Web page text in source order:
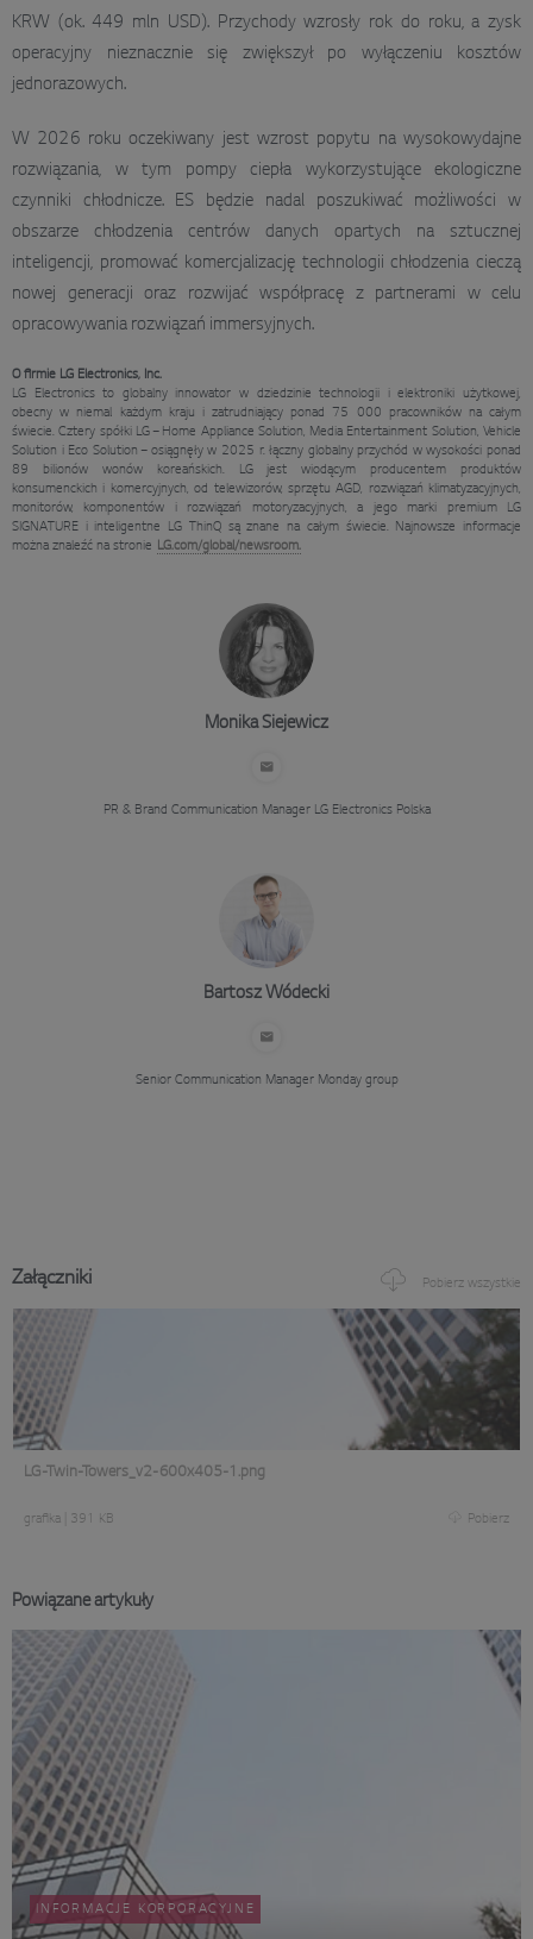
KRW (ok. 449 mln USD). Przychody wzrosły rok do roku, a zysk
operacyjny nieznacznie się zwiększył po wyłączeniu kosztów
jednorazowych.
W 2026 roku oczekiwany jest wzrost popytu na wysokowydajne
rozwiązania, w tym pompy ciepła wykorzystujące ekologiczne
czynniki chłodnicze. ES będzie nadal poszukiwać możliwości w
obszarze chłodzenia centrów danych opartych na sztucznej
inteligencji, promować komercjalizację technologii chłodzenia cieczą
nowej generacji oraz rozwijać współpracę z partnerami w celu
opracowywania rozwiązań immersyjnych.
O firmie LG Electronics, Inc.
LG Electronics to globalny innowator w dziedzinie technologii i elektroniki użytkowej,
obecny w niemal każdym kraju i zatrudniający ponad 75 000 pracowników na całym
świecie. Cztery spółki LG – Home Appliance Solution, Media Entertainment Solution, Vehicle
Solution i Eco Solution – osiągnęły w 2025 r. łączny globalny przychód w wysokości ponad
89 bilionów wonów koreańskich. LG jest wiodącym producentem produktów
konsumenckich i komercyjnych, od telewizorów, sprzętu AGD, rozwiązań klimatyzacyjnych,
monitorów, komponentów i rozwiązań motoryzacyjnych, a jego marki premium LG
SIGNATURE i inteligentne LG ThinQ są znane na całym świecie. Najnowsze informacje
można znaleźć na stronie LG.com/global/newsroom.
Monika Siejewicz
PR & Brand Communication ManagerLG Electronics Polska
Bartosz Wódecki
Senior Communication ManagerMonday group
Załączniki Pobierz wszystkie
LG-Twin-Towers_v2-600x405-1.png
grafika 391 KB Pobierz
Powiązane artykuły
INFORMACJE KORPORACYJNE